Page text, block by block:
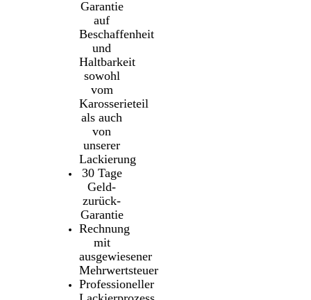
Garantie
auf
Beschaffenheit
und
Haltbarkeit
sowohl
vom
Karosserieteil
als auch
von
unserer
Lackierung
30 Tage
Geld-
zurück-
Garantie
Rechnung
mit
ausgewiesener
Mehrwertsteuer
Professioneller